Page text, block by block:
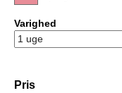
Varighed
Pris